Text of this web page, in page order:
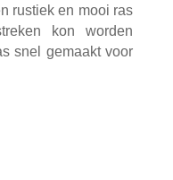
rustiek en mooi ras
kon worden
snel gemaakt voor